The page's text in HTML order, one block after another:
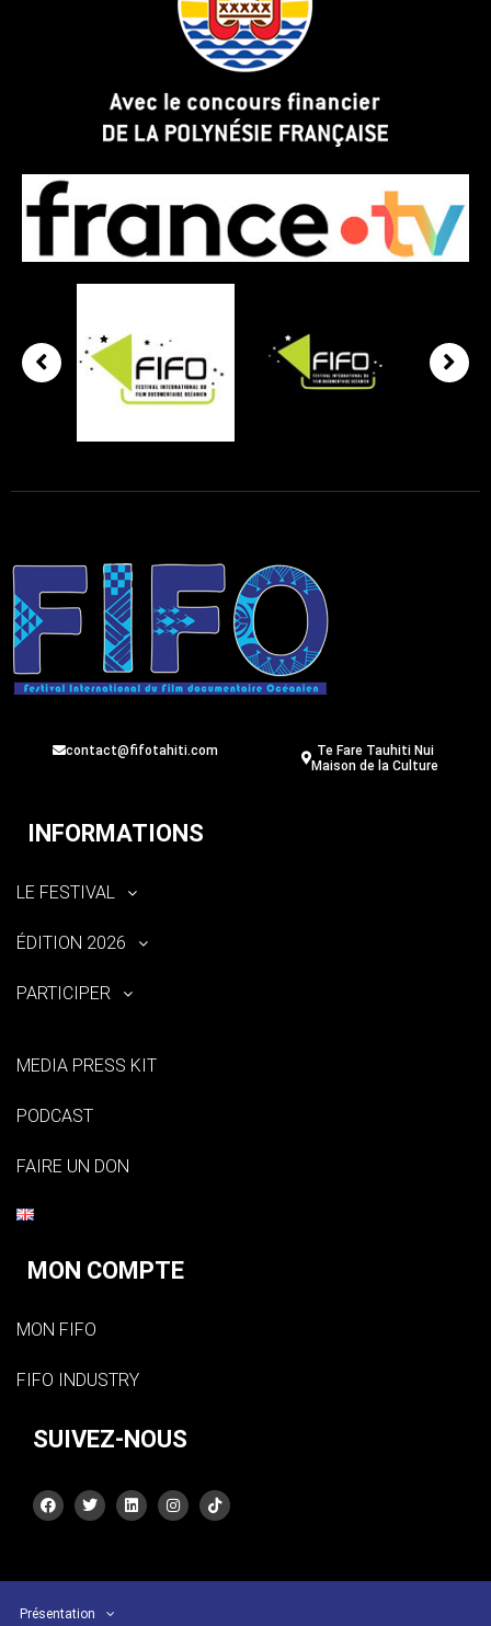
contact@fifotahiti.com
Te Fare Tauhiti Nui
Maison de la Culture
INFORMATIONS
LE FESTIVAL
ÉDITION 2026
PARTICIPER
MEDIA PRESS KIT
PODCAST
FAIRE UN DON
MON COMPTE
MON FIFO
FIFO INDUSTRY
SUIVEZ-NOUS
Présentation